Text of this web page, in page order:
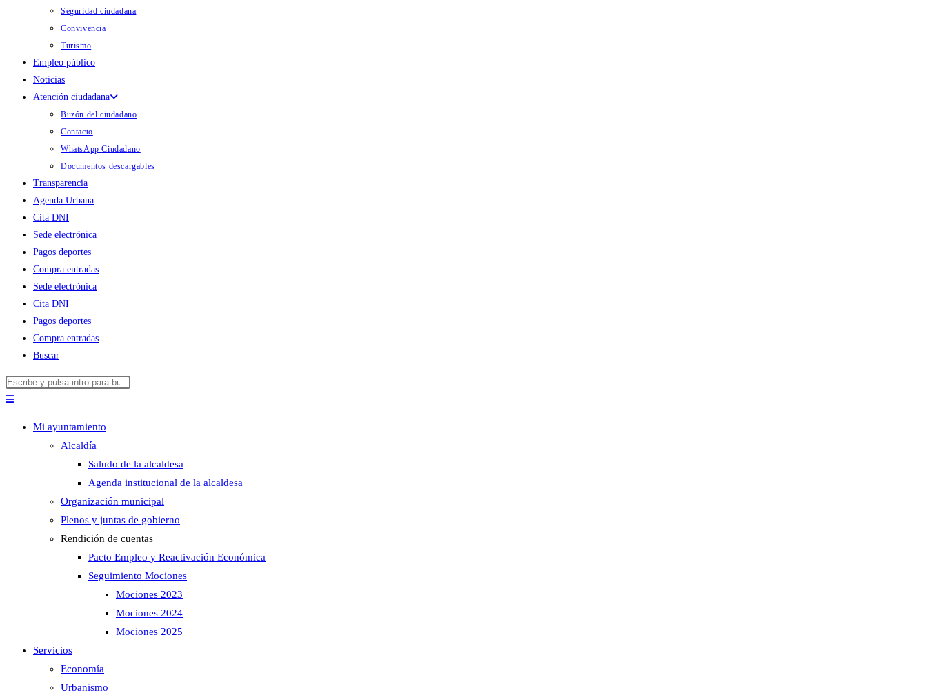
Seguridad ciudadana
Convivencia
Turismo
Empleo público
Noticias
Atención ciudadana
Buzón del ciudadano
Contacto
WhatsApp Ciudadano
Documentos descargables
Transparencia
Agenda Urbana
Cita DNI
Sede electrónica
Pagos deportes
Compra entradas
Sede electrónica
Cita DNI
Pagos deportes
Compra entradas
Buscar
Buscar
en
panel
de
búsqueda.
Mi ayuntamiento
Alcaldía
Saludo de la alcaldesa
Agenda institucional de la alcaldesa
Organización municipal
Plenos y juntas de gobierno
Rendición de cuentas
Pacto Empleo y Reactivación Económica
Seguimiento Mociones
Mociones 2023
Mociones 2024
Mociones 2025
Servicios
Economía
Urbanismo